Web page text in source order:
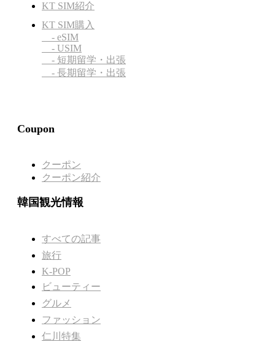
KT SIM紹介
KT SIM購入
- eSIM
- USIM
- 短期留学・出張
- 長期留学・出張
Coupon
クーポン
クーポン紹介
韓国観光情報
すべての記事
旅行
K-POP
ビューティー
グルメ
ファッション
仁川特集